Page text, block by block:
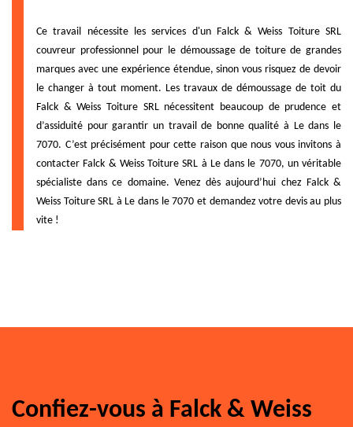
Ce travail nécessite les services d'un Falck & Weiss Toiture SRL
couvreur professionnel pour le démoussage de toiture de grandes
marques avec une expérience étendue, sinon vous risquez de devoir
le changer à tout moment. Les travaux de démoussage de toit du
Falck & Weiss Toiture SRL nécessitent beaucoup de prudence et
d’assiduité pour garantir un travail de bonne qualité à Le dans le
7070. C’est précisément pour cette raison que nous vous invitons à
contacter Falck & Weiss Toiture SRL à Le dans le 7070, un véritable
spécialiste dans ce domaine. Venez dès aujourd’hui chez Falck &
Weiss Toiture SRL à Le dans le 7070 et demandez votre devis au plus
vite !
Confiez-vous à Falck & Weiss